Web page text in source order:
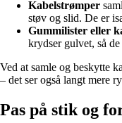
Kabelstrømper
støv og slid. De er
Gummilister eller
krydser gulvet, så
Ved at samle og beskytte
– det ser også langt mere
Pas på stik og